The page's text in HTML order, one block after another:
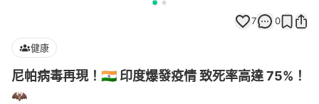
7 0
健康
尼帕病毒再現！🇮🇳 印度爆發疫情 致死率高達 75%！
🦇